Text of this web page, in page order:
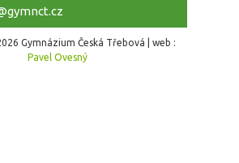
Gymnázium Česká Třebová | web :
Pavel Ovesný